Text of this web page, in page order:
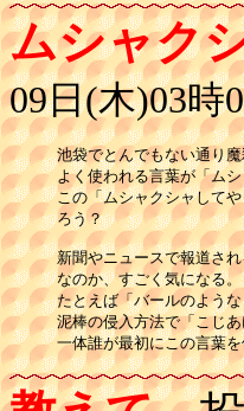
ムシャク
09日(木)03時
池袋でとんでもない通り
よく使われる言葉が「ム
この「ムシャクシャして
ろう？
新聞やニュースで報道さ
なのか、すごく気になる。
たとえば「バールのよう
泥棒の侵入方法で「こじ
一体誰が最初にこの言葉